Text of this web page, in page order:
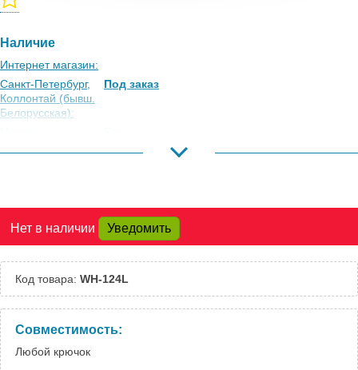
Наличие
Интернет магазин:
Санкт-Петербург,
Коллонтай (бывш.
Белорусская):
Под заказ
Краснодар:
Под заказ
Самара:
Тверь:
Тюмень:
Под заказ
Челябинск:
Под заказ
Нет в наличии Уведомить
Код товара: WH-124L
Совместимость:
Любой крючок